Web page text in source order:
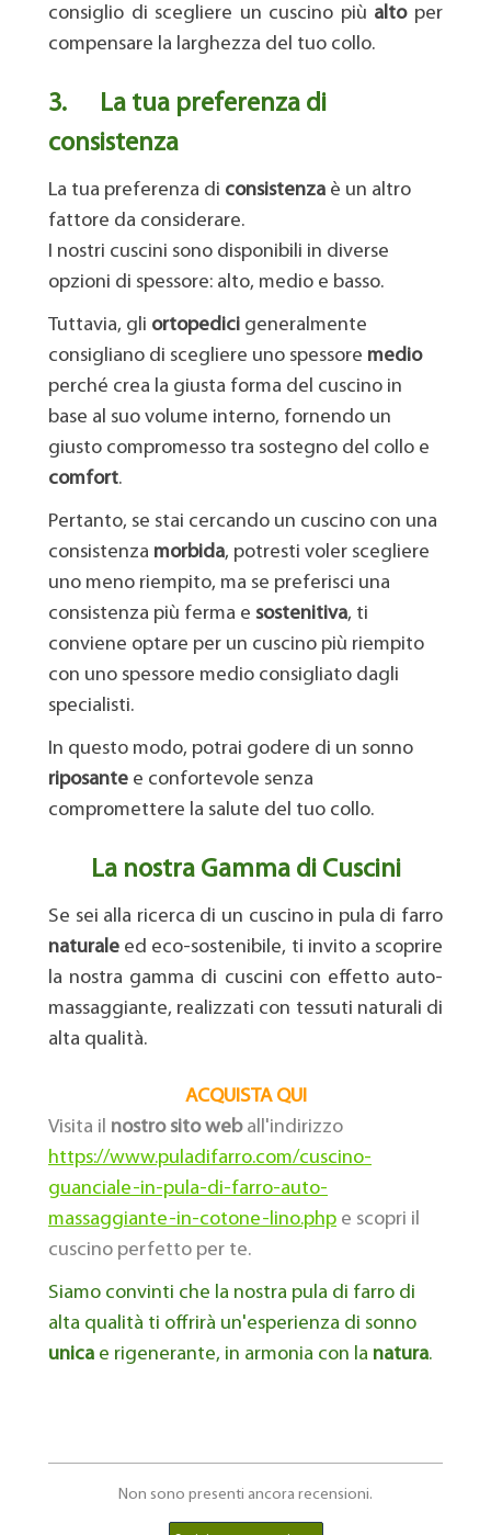
consiglio di scegliere un cuscino più altoper
compensare la larghezza del tuo collo.
3.
La tua preferenza di
consistenza
La tua preferenza di consistenza è un altro
fattore da considerare.
I nostri cuscini sono disponibili in diverse
opzioni di spessore: alto, medio e basso.
Tuttavia, gli ortopedici generalmente
consigliano di scegliere uno spessore medio
perché crea la giusta forma del cuscino in
base al suo volume interno, fornendo un
giusto compromesso tra sostegno del collo e
comfort.
Pertanto, se stai cercando un cuscino con una
consistenza morbida, potresti voler scegliere
uno meno riempito, ma se preferisci una
consistenza più ferma e sostenitiva, ti
conviene optare per un cuscino più riempito
con uno spessore medio consigliato dagli
specialisti.
In questo modo, potrai godere di un sonno
riposante e confortevole senza
compromettere la salute del tuo collo.
La nostra Gamma di Cuscini
Se sei alla ricerca di un cuscino in pula di farro
naturale ed eco-sostenibile, ti invito a scoprire
la nostra gamma di cuscini con effetto auto-
massaggiante, realizzati con tessuti naturali di
alta qualità.
ACQUISTA QUI
Visita il nostro sito weball'indirizzo
https://www.puladifarro.com/cuscino-
guanciale-in-pula-di-farro-auto-
massaggiante-in-cotone-lino.php e scopri il
cuscino perfetto per te.
Siamo convinti che la nostra pula di farro di
alta qualità ti offrirà un'esperienza di sonno
unica e rigenerante, in armonia con la natura.
Non sono presenti ancora recensioni.